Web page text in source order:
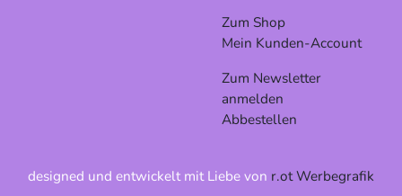
Zum Shop
Mein Kunden-Account
Zum Newsletter
anmelden
Abbestellen
designed und entwickelt mit Liebe von r.ot Werbegrafik